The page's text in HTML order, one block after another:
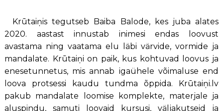
Krūtaiņis tegutseb Baiba Balode, kes juba alates
2020. aastast innustab inimesi endas loovust
avastama ning vaatama elu läbi värvide, vormide ja
mandalate. Krūtaiņi on paik, kus kohtuvad loovus ja
enesetunnetus, mis annab igaühele võimaluse end
loova protsessi kaudu tundma õppida. Krūtaiņi.lv
pakub mandalate loomise komplekte, materjale ja
aluspindu, samuti loovaid kursusi, väljakutseid ja